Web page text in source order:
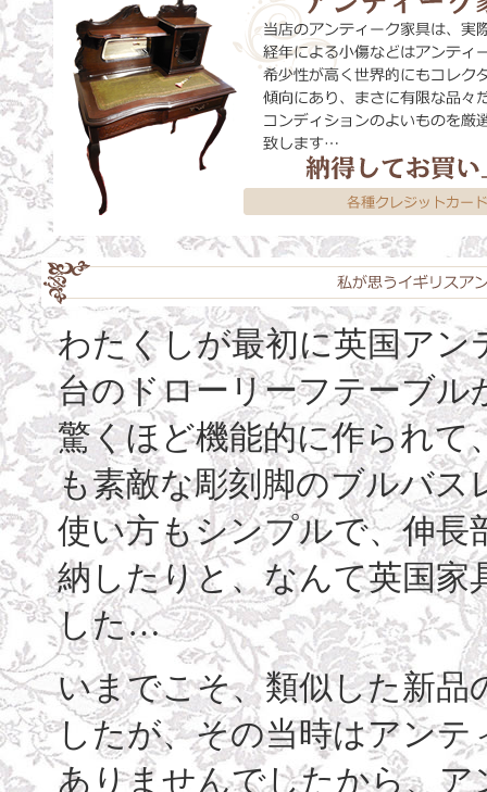
わたくしが最初に英国ア
台のドローリーフテーブル
驚くほど機能的に作られ
も素敵な彫刻脚のブルバス
使い方もシンプルで、伸長
納したりと、なんて英国
した…
いまでこそ、類似した新
したが、その当時はアン
ありませんでしたから、